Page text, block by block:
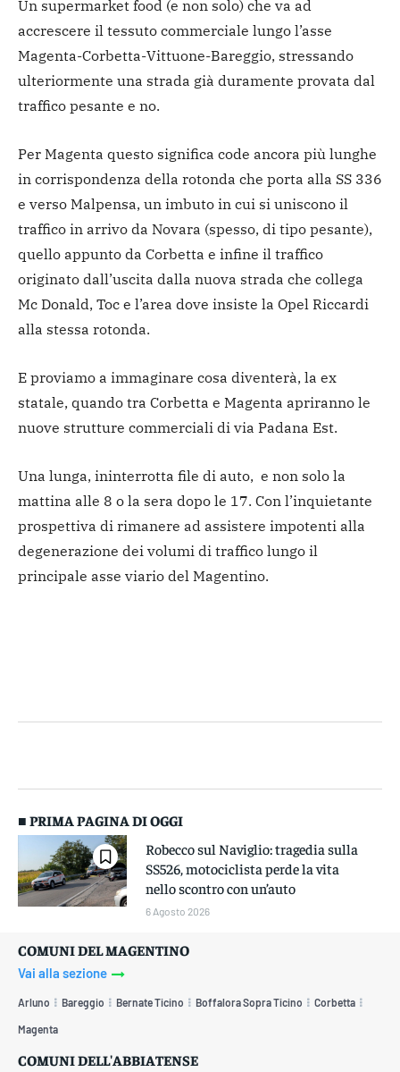
Un supermarket food (e non solo) che va ad
accrescere il tessuto commerciale lungo l’asse
Magenta-Corbetta-Vittuone-Bareggio, stressando
ulteriormente una strada già duramente provata dal
traffico pesante e no.
Per Magenta questo significa code ancora più lunghe
in corrispondenza della rotonda che porta alla SS 336
e verso Malpensa, un imbuto in cui si uniscono il
traffico in arrivo da Novara (spesso, di tipo pesante),
quello appunto da Corbetta e infine il traffico
originato dall’uscita dalla nuova strada che collega
Mc Donald, Toc e l’area dove insiste la Opel Riccardi
alla stessa rotonda.
E proviamo a immaginare cosa diventerà, la ex
statale, quando tra Corbetta e Magenta apriranno le
nuove strutture commerciali di via Padana Est.
Una lunga, ininterrotta file di auto, e non solo la
mattina alle 8 o la sera dopo le 17. Con l’inquietante
prospettiva di rimanere ad assistere impotenti alla
degenerazione dei volumi di traffico lungo il
principale asse viario del Magentino.
■ PRIMA PAGINA DI OGGI
Robecco sul Naviglio: tragedia sulla
SS526, motociclista perde la vita
nello scontro con un’auto
6 Agosto 2026
COMUNI DEL MAGENTINO
Vai alla sezione
Arluno Bareggio Bernate Ticino Boffalora Sopra Ticino Corbetta
Magenta
COMUNI DELL'ABBIATENSE